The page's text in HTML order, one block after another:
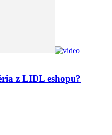
z LIDL eshopu?